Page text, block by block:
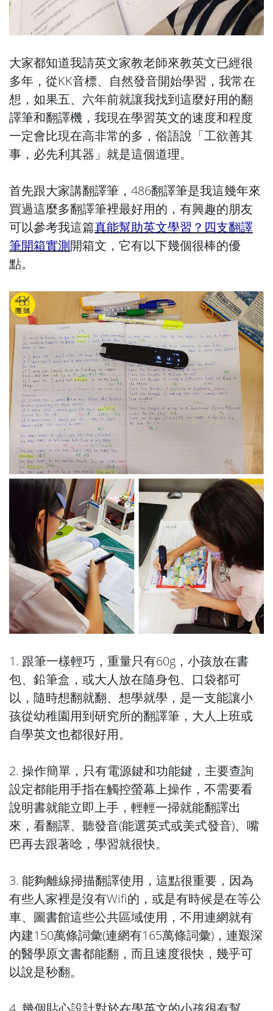
大家都知道我請英文家教老師來教英文已經很
多年，從KK音標、自然發音開始學習，我常在
想，如果五、六年前就讓我找到這麼好用的翻
譯筆和翻譯機，我現在學習英文的速度和程度
一定會比現在高非常的多，俗語說「工欲善其
事，必先利其器」就是這個道理。
首先跟大家講翻譯筆，486翻譯筆是我這幾年來
買過這麼多翻譯筆裡最好用的，有興趣的朋友
可以參考我這篇真能幫助英文學習？四支翻譯
筆開箱實測開箱文，它有以下幾個很棒的優
點。
1. 跟筆一樣輕巧，重量只有60g，小孩放在書
包、鉛筆盒，或大人放在隨身包、口袋都可
以，隨時想翻就翻、想學就學，是一支能讓小
孩從幼稚園用到研究所的翻譯筆，大人上班或
自學英文也都很好用。
2. 操作簡單，只有電源鍵和功能鍵，主要查詢
設定都能用手指在觸控螢幕上操作，不需要看
說明書就能立即上手，輕輕一掃就能翻譯出
來，看翻譯、聽發音(能選英式或美式發音)、嘴
巴再去跟著唸，學習就很快。
3. 能夠離線掃描翻譯使用，這點很重要，因為
有些人家裡是沒有Wifi的，或是有時候是在等公
車、圖書館這些公共區域使用，不用連網就有
內建150萬條詞彙(連網有165萬條詞彙)，連艱深
的醫學原文書都能翻，而且速度很快，幾乎可
以說是秒翻。